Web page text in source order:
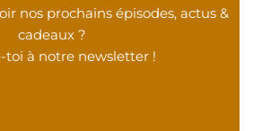
nos prochains épisodes, actus &
cadeaux ?
toi à notre newsletter !